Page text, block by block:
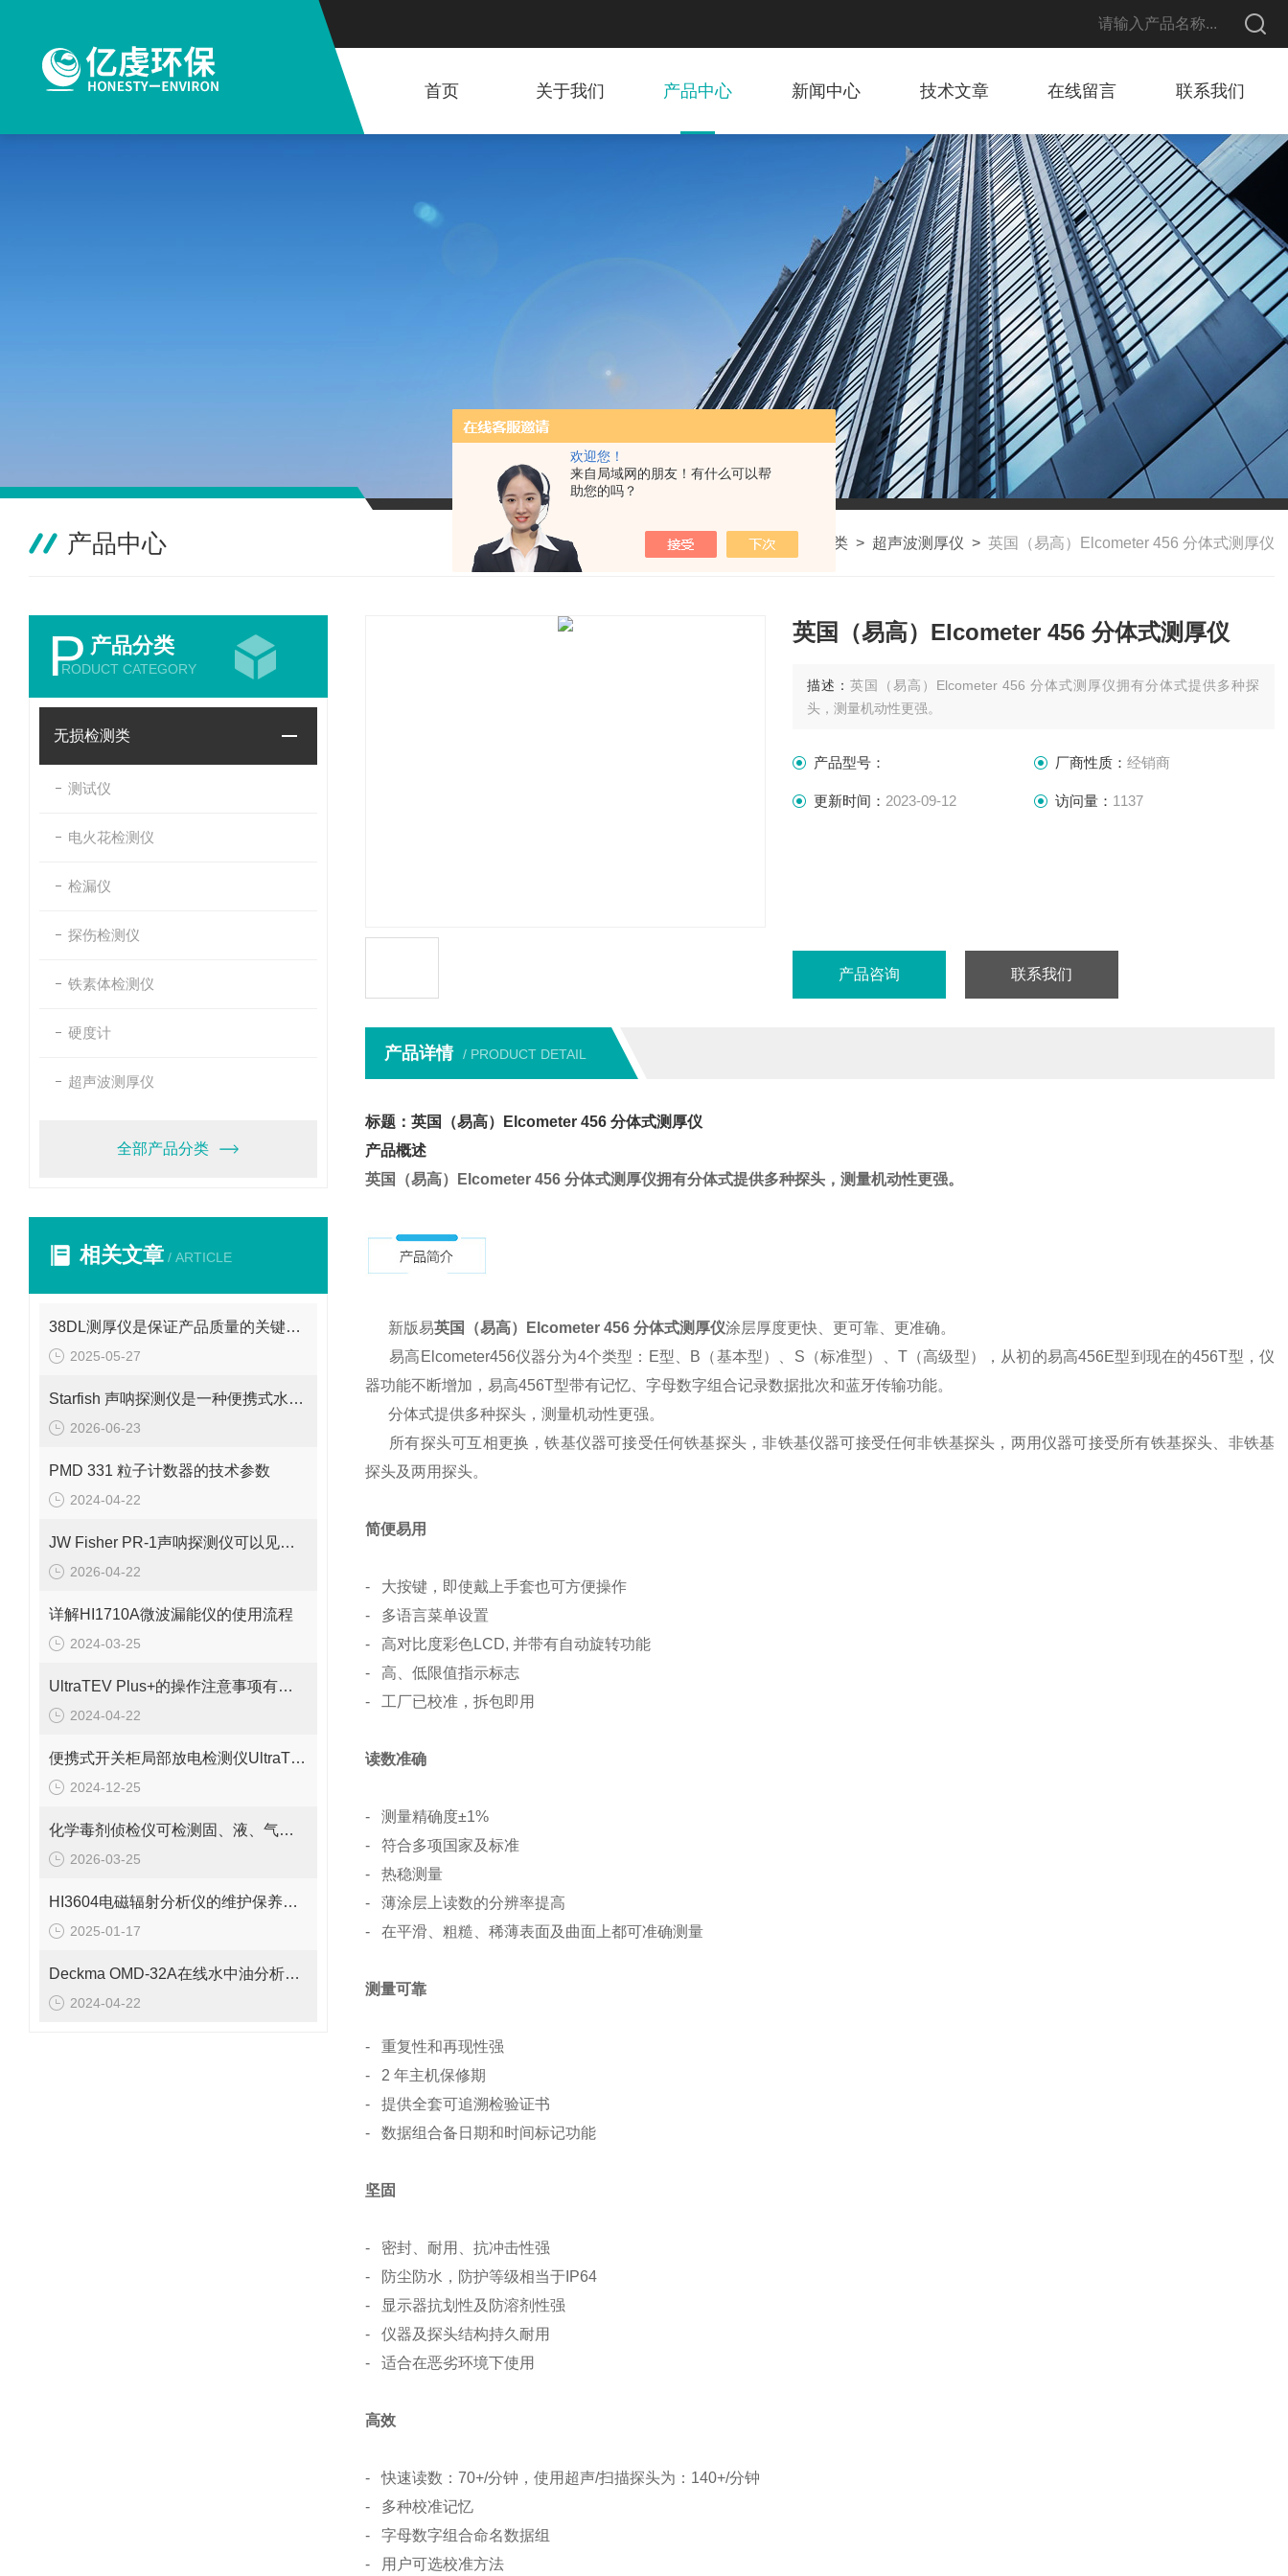
欢迎您！
来自局域网的朋友！有什么可以帮
助您的吗？
首页 关于我们 产品中心 新闻中心 技术文章 在线留言 联系我们
产品中心 我的位置： >产品中心 >无损检测类 > 超声波测厚仪 > 英国（易高）Elcometer 456 分体式测厚仪
P 产品分类
RODUCT CATEGORY
无损检测类
测试仪
电火花检测仪
检漏仪
探伤检测仪
铁素体检测仪
硬度计
超声波测厚仪
全部产品分类
相关文章 / ARTICLE
38DL测厚仪是保证产品质量的关键工具之一
2025-05-27
Starfish 声呐探测仪是一种便携式水下成像设备
2026-06-23
PMD 331 粒子计数器的技术参数
2024-04-22
JW Fisher PR-1声呐探测仪可以见于多个场景中
2026-04-22
详解HI1710A微波漏能仪的使用流程
2024-03-25
UltraTEV Plus+的操作注意事项有几步
2024-04-22
便携式开关柜局部放电检测仪UltraTEV Plus+
2024-12-25
化学毒剂侦检仪可检测固、液、气三态物质
2026-03-25
HI3604电磁辐射分析仪的维护保养需要从多个方面入手
2025-01-17
Deckma OMD-32A在线水中油分析仪的参数介绍
2024-04-22
英国（易高）Elcometer 456 分体式测厚仪
描述：英国（易高）Elcometer 456 分体式测厚仪拥有分体式提供多种探
头，测量机动性更强。
产品型号： 厂商性质： 经销商
更新时间： 2023-09-12 访问量： 1137
产品咨询 联系我们
产品详情 / PRODUCT DETAIL
标题：英国（易高）Elcometer 456 分体式测厚仪
产品概述
英国（易高）Elcometer 456 分体式测厚仪拥有分体式提供多种探头，测量机动性更强。
新版易英国（易高）Elcometer 456 分体式测厚仪涂层厚度更快、更可靠、更准确。
易高Elcometer456仪器分为4个类型：E型、B（基本型）、S（标准型）、T（高级型），从初的易高456E型到现在的456T型，仪
器功能不断增加，易高456T型带有记忆、字母数字组合记录数据批次和蓝牙传输功能。
分体式提供多种探头，测量机动性更强。
所有探头可互相更换，铁基仪器可接受任何铁基探头，非铁基仪器可接受任何非铁基探头，两用仪器可接受所有铁基探头、非铁基
探头及两用探头。
简便易用
- 大按键，即使戴上手套也可方便操作
- 多语言菜单设置
- 高对比度彩色LCD, 并带有自动旋转功能
- 高、低限值指示标志
- 工厂已校准，拆包即用
读数准确
- 测量精确度±1%
- 符合多项国家及标准
- 热稳测量
- 薄涂层上读数的分辨率提高
- 在平滑、粗糙、稀薄表面及曲面上都可准确测量
测量可靠
- 重复性和再现性强
- 2 年主机保修期
- 提供全套可追溯检验证书
- 数据组合备日期和时间标记功能
坚固
- 密封、耐用、抗冲击性强
- 防尘防水，防护等级相当于IP64
- 显示器抗划性及防溶剂性强
- 仪器及探头结构持久耐用
- 适合在恶劣环境下使用
高效
- 快速读数：70+/分钟，使用超声/扫描探头为：140+/分钟
- 多种校准记忆
- 字母数字组合命名数据组
- 用户可选校准方法